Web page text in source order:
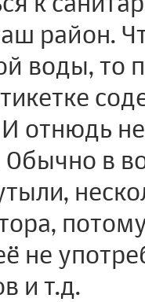
район.
воды, то
И отнюдь
Обычно в
не
и т.д.